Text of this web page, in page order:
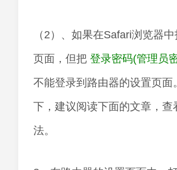
（2）、如果在Safari浏览器
页面，但把 登录密码(管理员
不能登录到路由器的设置页面
下，建议阅读下面的文章，查
法。